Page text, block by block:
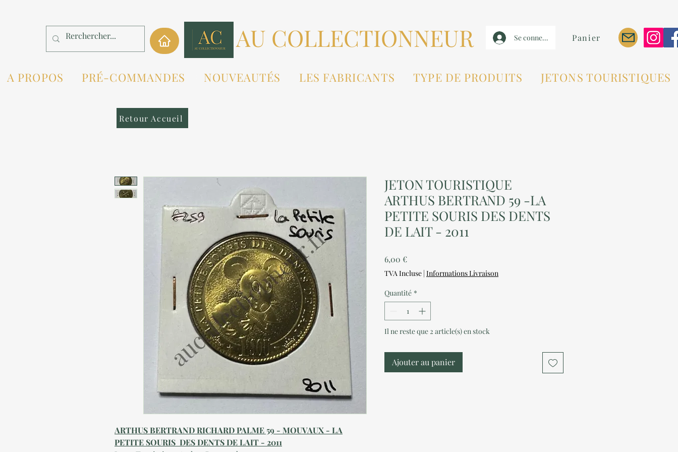
AU COLLECTIONNEUR Se connecter Panier
A PROPOS PRÉ-COMMANDES NOUVEAUTÉS LES FABRICANTS TYPE DE PRODUITS JETONS TOURISTIQUES
ARTHUS BERTRAND RICHARD PALME 59 - MOUVAUX - LA
PETITE SOURIS DES DENTS DE LAIT - 2011
JETON TOURISTIQUE
ARTHUS BERTRAND 59 -LA
PETITE SOURIS DES DENTS
DE LAIT - 2011
6,00 €Prix
TVA Incluse | Informations Livraison
Quantité *
Il ne reste que 2 article(s) en stock
Ajouter au panier
Retour Accueil